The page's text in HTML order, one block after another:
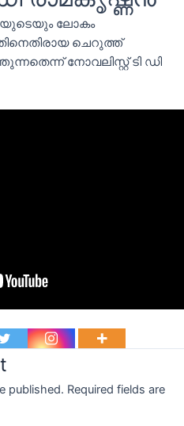
published. Required fields are